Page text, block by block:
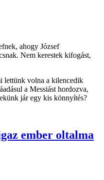
ahogy József
Nem kerestek kifogást,
lettünk volna a kilencedik
a Messiást hordozva,
jár egy kis könnyítés?
ember oltalma